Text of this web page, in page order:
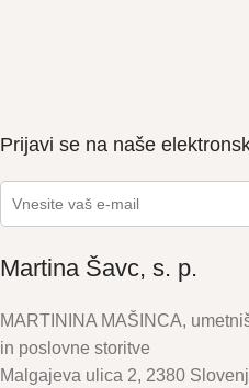
Prijavi se na naše
Martina Šavc, s. p.
MARTININA MAŠINCA,
in poslovne storitve
Malgajeva ulica 2, 2380